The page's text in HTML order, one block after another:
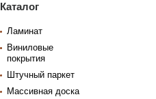
Каталог
Ламинат
Виниловые
покрытия
Штучный паркет
Массивная доска